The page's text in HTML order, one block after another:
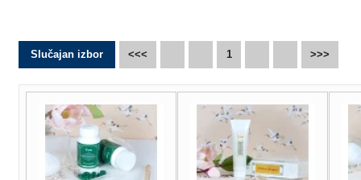
Slučajan izbor <<< 1 >>>